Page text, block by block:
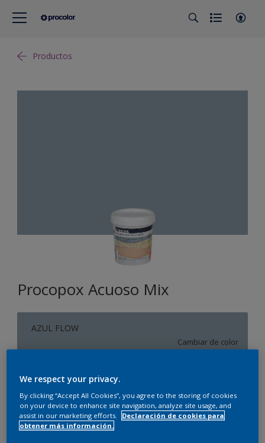
Productos
Procopox Acuoso Mix
AZUL FLOW
Cambiar de color
Tamaño
5 litros
Cantidad Calculadora de pintura
We respect your privacy.
By clicking “Accept All Cookies”, you agree to the storing of cookies
on your device to enhance site navigation, analyze site usage, and
assist in our marketing efforts.
Declaración de cookies para
obtener más información.